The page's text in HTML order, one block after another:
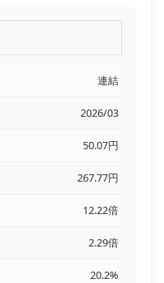
連結
2026/03
50.07円
267.77円
12.22倍
2.29倍
20.2%